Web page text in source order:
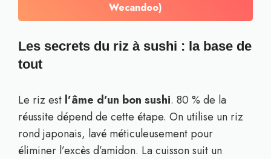
Wecandoo)
Les secrets du riz à sushi : la base de
tout
Le riz est l’âme d’un bon sushi. 80 % de la
réussite dépend de cette étape. On utilise un riz
rond japonais, lavé méticuleusement pour
éliminer l’excès d’amidon. La cuisson suit un